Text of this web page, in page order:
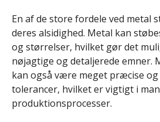
En af de store fordele ved metal
deres alsidighed. Metal kan
og størrelser, hvilket gør det
nøjagtige og detaljerede emner.
kan også være meget præcise og
tolerancer, hvilket er vigtigt i
produktionsprocesser.